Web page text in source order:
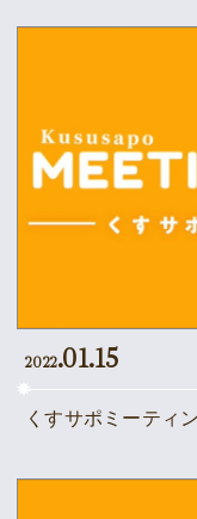
Supporter’s Menu Voice
Meeting
Playlist
2022.01.15
くすサポミーティ